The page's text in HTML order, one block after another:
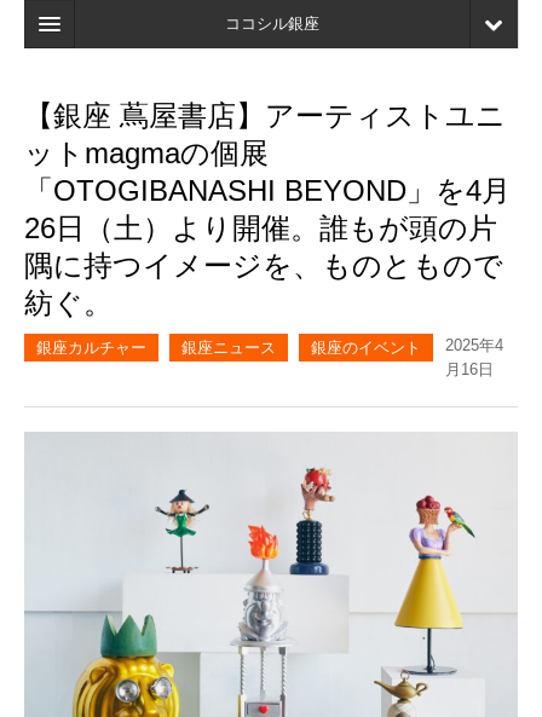
ココシル銀座
検索
店舗・施設最新情報
口コミ
マイページ
ブックマーク
【銀座 蔦屋書店】アーティストユニ
ットmagmaの個展
「OTOGIBANASHI BEYOND」を4月
26日（土）より開催。誰もが頭の片
隅に持つイメージを、ものともので
紡ぐ。
銀座カルチャー 銀座ニュース 銀座のイベント
2025年4
月16日